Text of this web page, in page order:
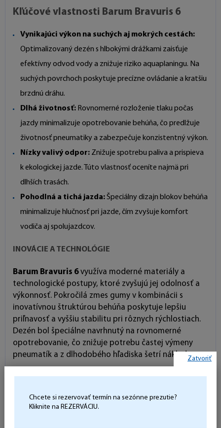
Kľúčové vlastnosti Barum Bravuris 6
Vynikajúci výkon na suchých aj mokrých cestách:
Optimalizovaný dezén s hlbokými drážkami zaisťuje
efektívny odvod vody a znižuje riziko aquaplaningu. Na
suchých povrchoch poskytuje precízne ovládanie a kratšiu
brzdnú dráhu.
Dlhá životnosť: Rovnomerné rozloženie tlaku počas
jazdy minimalizuje opotrebovanie behúňa, čo predlžuje
životnosť pneumatiky a zabezpečuje konzistentný výkon.
Nízky valivý odpor: Znižuje spotrebu paliva a prispieva
k ekologickej jazde. Túto vlastnosť oceníte najmä pri
dlhších trasách.
Pohodlná a tichá jazda:Špeciálny dizajn blokov behúňa
minimalizuje hlučnosť pri jazde, čím zvyšuje komfort
vodiča aj spolujazdcov.
INOVÁCIE A TECHNOLÓGIE
Barum Bravuris 6využíva moderné materiály a
technologické postupy, ktoré zvyšujú jej odolnosť a
výkonnosť. Pokročilá zmes gumy v kombinácii s
inovatívnou štruktúrou behúňa poskytuje lepšiu
priľnavosť a vyššiu stabilitu pri rôznych rýchlostiach.
Dezén bol špeciálne navrhnutý na rovnomerné
opotrebovanie, čo znižuje potrebu častej výmeny
pneumatík a z dlhodobého hľadiska šetrí náklady.
Typ pneumatiky:Letná
Zatvoriť
Chcete si rezervovať termín na sezónne prezutie?
Kliknite na REZERVÁCIU.